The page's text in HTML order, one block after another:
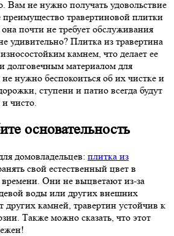
Вам не нужно получать удовольствие
травертиновой плитки
почти не требует обслуживания
удивительно? Плитка из травертина
камнем, что делает ее
долговечным материалом для
нужно беспокоиться об их чистке и
ступени и патио всегда будут
чисто.
основательность
домовладельцев: плитка из
свой естественный цвет в
времени. Они не выцветают из-за
воды или других внешних
других камней, травертин устойчив к
Также можно сказать, что этот